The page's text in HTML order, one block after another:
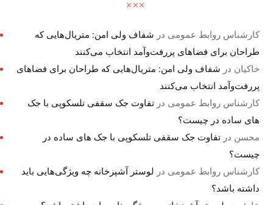
کارشناس روابط عمومی در شفاف ولی امن: متریال‌هایی که
طراحان برای فضاهای پررفت‌وآمد انتخاب می‌کنند
خاکیان در شفاف ولی امن: متریال‌هایی که طراحان برای فضاهای
پررفت‌وآمد انتخاب می‌کنند
کارشناس روابط عمومی درتفاوت جک سقفی تلسکوپی با جک
های ساده در چیست؟
محسن درتفاوت جک سقفی تلسکوپی با جک های ساده در
چیست؟
کارشناس روابط عمومی در لوستر آشپزخانه چه ویژگی‌هایی باید
داشته باشد؟